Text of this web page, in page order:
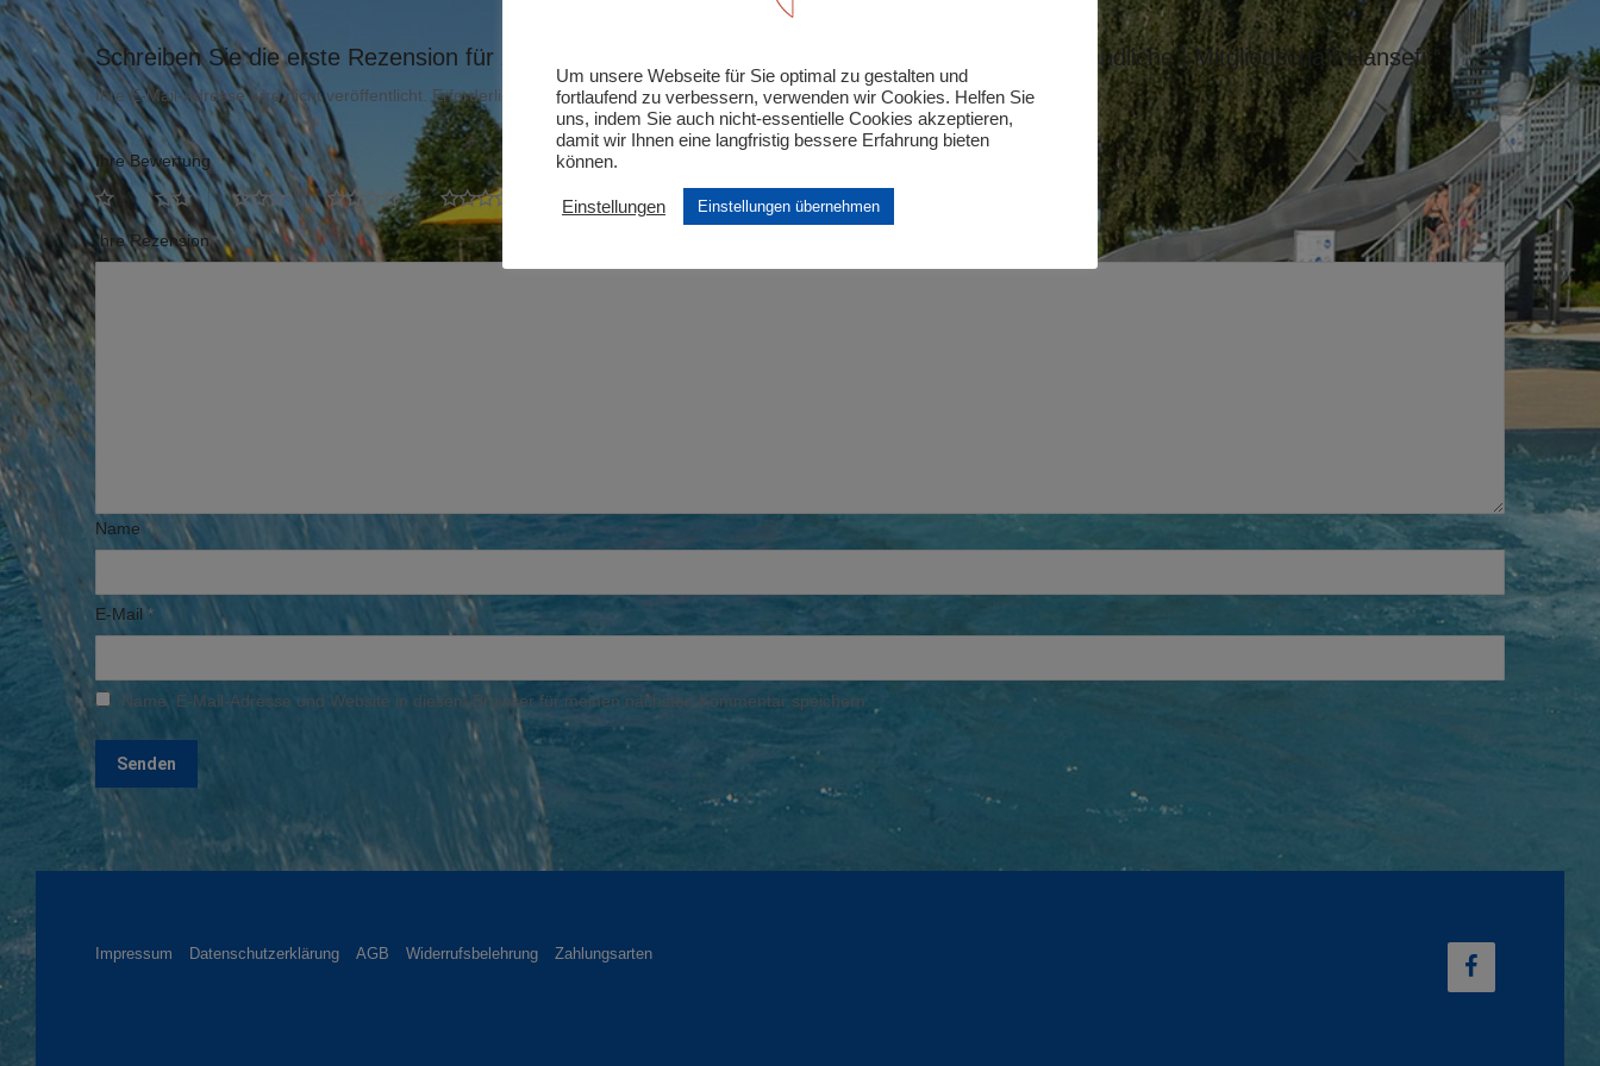
Schreiben Sie die erste Rezension für „Kinder unter 6 Jahre und schwerbehinderte Kinder/Jugendliche | Mitgliedschaft Hansefit“
Ihre E-Mail-Adresse wird nicht veröffentlicht. Erforderliche Felder sind mit*markiert
Ihre Bewertung *
Ihre Rezension*
Name *
E-Mail *
Name, E-Mail-Adresse und Website in diesem Browser für meinen nächsten Kommentar speichern.
Impressum Datenschutzerklärung AGB Widerrufsbelehrung Zahlungsarten
Um unsere Webseite für Sie optimal zu gestalten und
fortlaufend zu verbessern, verwenden wir Cookies. Helfen Sie
uns, indem Sie auch nicht-essentielle Cookies akzeptieren,
damit wir Ihnen eine langfristig bessere Erfahrung bieten
können.
Einstellungen Einstellungen übernehmen